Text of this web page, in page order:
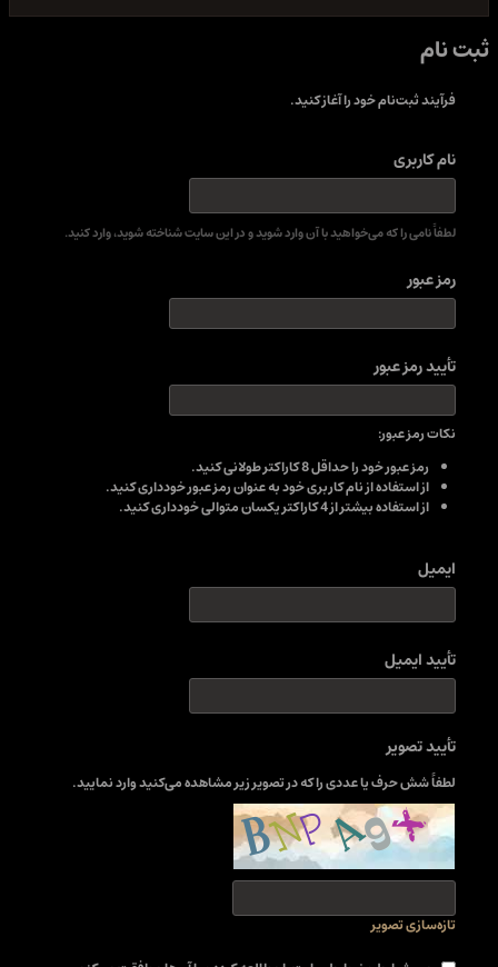
ثبت نام
فرآیند ثبت‌نام خود را آغاز کنید.
نام کاربری
لطفاً نامی را که می‌خواهید با آن وارد شوید و در این سایت شناخته شوید، وارد کنید.
رمز عبور
تأیید رمز عبور
نکات رمز عبور:
رمز عبور خود را حداقل 8 کاراکتر طولانی کنید.
از استفاده از نام کاربری خود به عنوان رمز عبور خودداری کنید.
از استفاده بیشتر از 4 کاراکتر یکسان متوالی خودداری کنید.
ایمیل
تأیید ایمیل
تأیید تصویر
لطفاً شش حرف یا عددی را که در تصویر زیر مشاهده می‌کنید وارد نمایید.
تازه‌سازی تصویر